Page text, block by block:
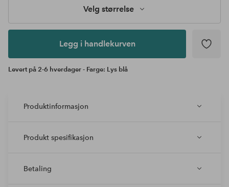
Velg størrelse
Legg i handlekurven
Levert på 2-6 hverdager - Farge: Lys blå
Produktinformasjon
Produkt spesifikasjon
Betaling